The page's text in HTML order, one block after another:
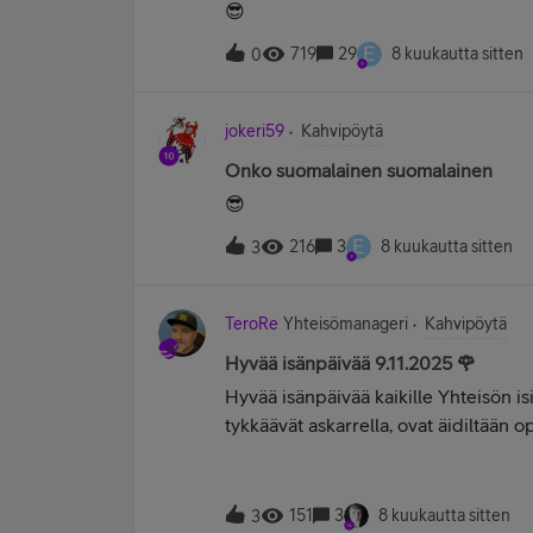
😎
0 719 29 E 8 kuukautta sitten
jokeri59 Kahvipöytä
Onko suomalainen suomalainen
😎
3 216 3 E 8 kuukautta sitten
TeroRe Yhteisömanageri Kahvipöytä
Hyvää isänpäivää 9.11.2025 🌹
Hyvää isänpäivää kaikille Yhteisön
tykkäävät askarrella, ovat äidiltään
Toivottavasti hän katsoo pilven
3 151 3 8 kuukautta sitten